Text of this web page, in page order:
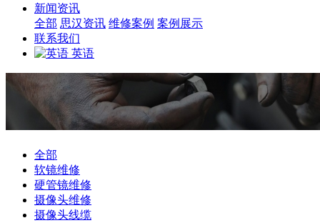
新闻资讯
全部 思汉资讯 维修案例 案例展示
联系我们
英语
全部
软镜维修
硬管镜维修
摄像头维修
摄像头线缆